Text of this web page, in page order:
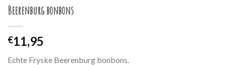
Beerenburg bonbons
€11,95
Echte Fryske Beerenburg bonbons.